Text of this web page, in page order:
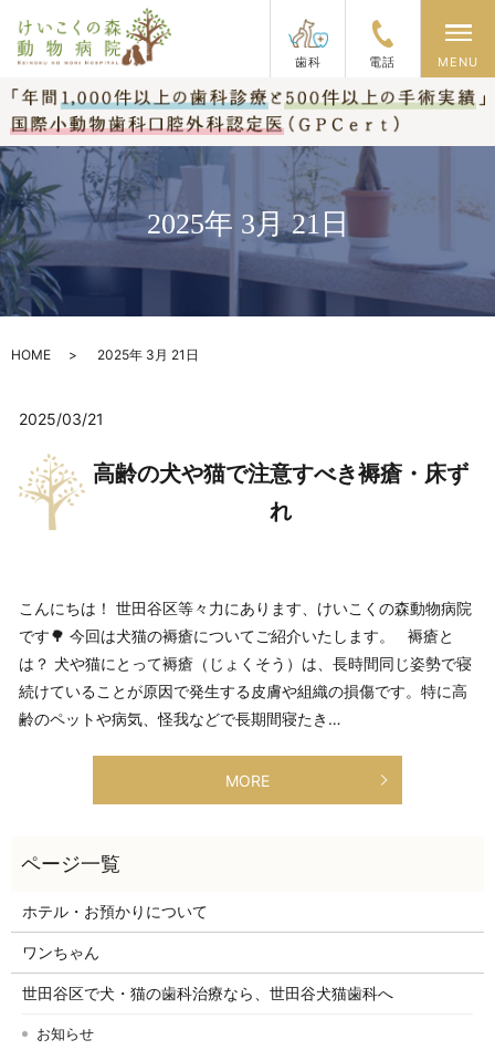
歯科 電話
メ
MENU
2025年 3月 21日
HOME 2025年 3月 21日
2025/03/21
高齢の犬や猫で注意すべき褥瘡・床ず
れ
こんにちは！ 世田谷区等々力にあります、けいこくの森動物病院
です🌳 今回は犬猫の褥瘡についてご紹介いたします。 褥瘡と
は？ 犬や猫にとって褥瘡（じょくそう）は、長時間同じ姿勢で寝
続けていることが原因で発生する皮膚や組織の損傷です。特に高
齢のペットや病気、怪我などで長期間寝たき…
MORE
ホテル・お預かりについて
ワンちゃん
世田谷区で犬・猫の歯科治療なら、世田谷犬猫歯科へ
お知らせ